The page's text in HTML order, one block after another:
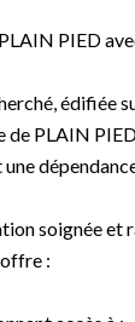
PIED
édifiée
PLAIN
soignée
: